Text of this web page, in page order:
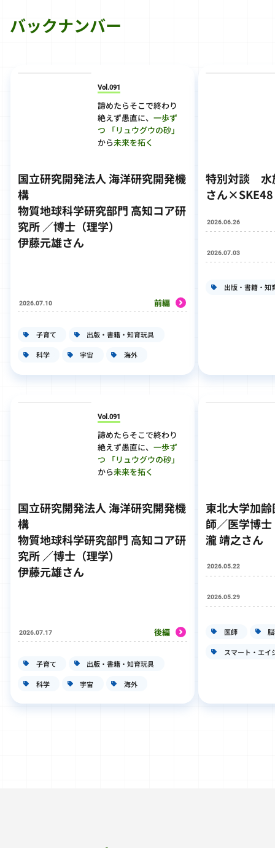
バックナンバー
Vol.091
諦めたらそこで終わり
絶えず愚直に、 一歩ず
つ
「リュウグウの砂」
から未来を拓く
国立研究開発法人 海洋研究開発機
構
物質地球科学研究部門 高知コア研
究所 ／博士（理学）
伊藤元雄さん
2026.07.10 前編
子育て 出版・書籍・知育玩具
科学 宇宙 海外
Vol.091
諦めたらそこで終わり
絶えず愚直に、 一歩ず
つ
「リュウグウの砂」
から未来を拓く
国立研究開発法人 海洋研究開発機
構
物質地球科学研究部門 高知コア研
究所 ／博士（理学）
伊藤元雄さん
2026.07.17 後編
子育て 出版・書籍・知育玩具
科学 宇宙 海外
特別対談 水
さん
2026.06.26
2026.07.03
出版・書籍・知
東北大学加
師／医学博士
瀧 靖之さん
2026.05.22
2026.05.29
医師
スマート・エイ